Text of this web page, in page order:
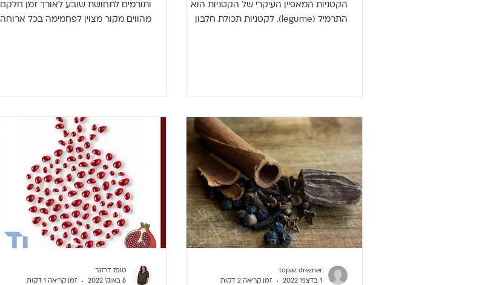
הקטניות המאפיין העיקרי של הקטניות הוא
התרמיל (legume). לקטניות תכולת חלבון
פחמימתי, גדלה בתוך תרמיל. האפונה היא חלק
מקבוצת הירקות הירוקים העשירים בתרכובות
גופרית. הגופרית היא פיט וכימיקל המחזק את
ותורמים לתחושת שובע לאורך זמן חלקם
מהווים מקור מצוין לפחמימה בכל ארוחה
topaz drezner
1 בדצמ׳ 2022
זמן קריאה 2 דקות
טופז דרזנר
6 באוק׳ 2022
זמן קריאה 1 דקות